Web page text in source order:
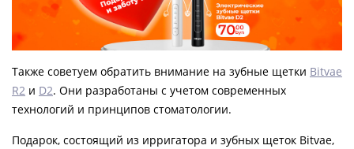
Также советуем обратить внимание на зубные щетки Bitvae
R2 и D2. Они разработаны с учетом современных
технологий и принципов стоматологии.
Подарок, состоящий из ирригатора и зубных щеток Bitvae,